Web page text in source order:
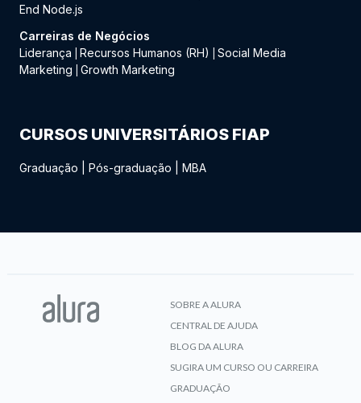
End Node.js
Carreiras de Negócios
Liderança
Recursos Humanos (RH)
Social Media
Marketing
Growth Marketing
CURSOS UNIVERSITÁRIOS FIAP
Graduação Pós-graduação MBA
SOBRE A ALURA
CENTRAL DE AJUDA
BLOG DA ALURA
SUGIRA UM CURSO OU CARREIRA
GRADUAÇÃO